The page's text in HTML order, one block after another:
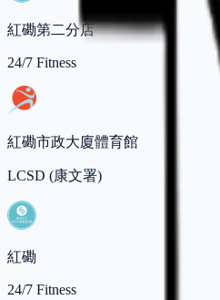
紅磡第二分店
24/7 Fitness
紅磡市政大廈體育館
LCSD (康文署)
紅磡
24/7 Fitness